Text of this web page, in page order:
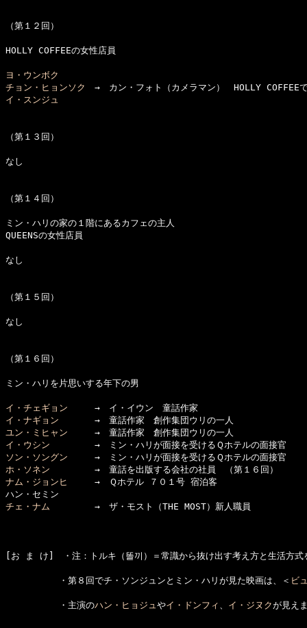
（第１２回）
HOLLY COFFEEの女性店員
ヨ・ウンボク
チョン・ヒョンソク
イ・スンジュ
（第１３回）
なし
（第１４回）
ミン・ハリの家の１階にあるカフェの主人
QUEENSの女性店員
なし
（第１５回）
なし
（第１６回）
ミン・ハリを片思いする年下の男
イ・チェギョン
イ・ナギョン
ユン・ミヒャン
イ・ウシン
ソン・ソングン
ホ・ソネン
ナム・ジョンヒ
→　Ｑホテル ７０１号 宿泊客
チェ・ナム →　ザ・モスト（THE MOST）新人職員
[お ま け]　・注：トルキ（똘끼）＝常識から抜け出す考え方と生活方
・第８回でチ・ソンジュンとミン・ハリが見た映画は、＜ ビ
・主演のハン・ヒョジュやイ・ドンフィ 、 イ・ジヌクが見え